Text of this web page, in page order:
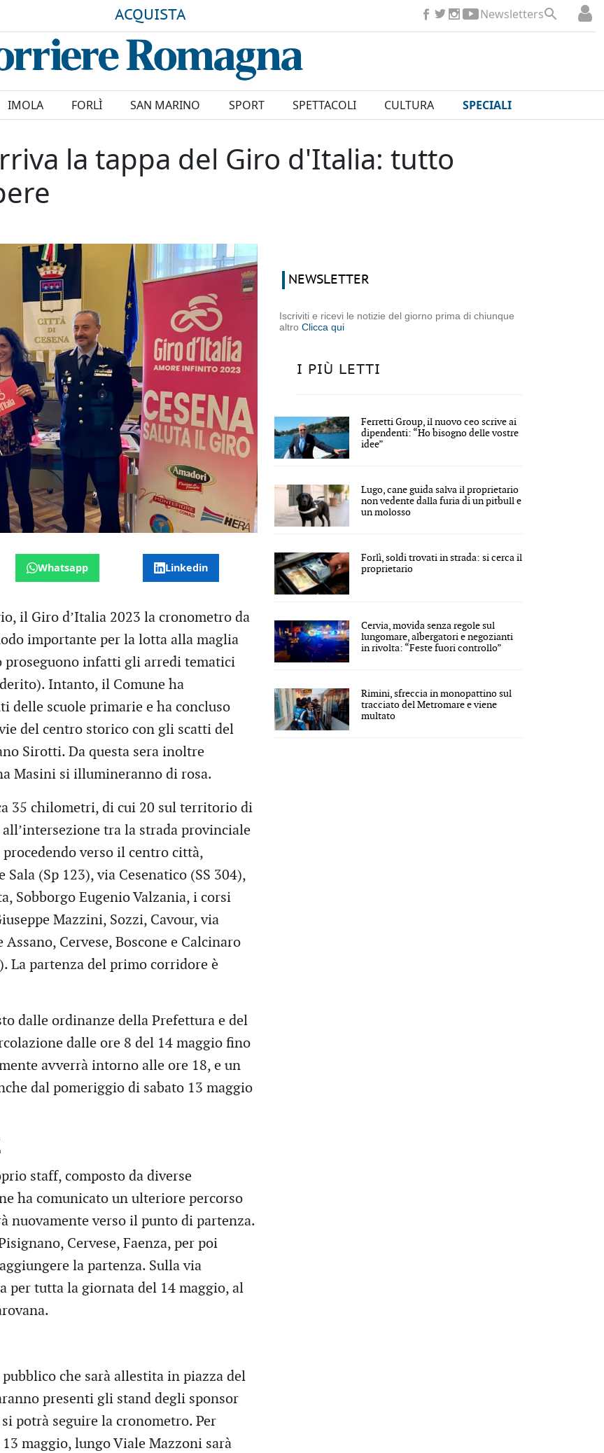
ACQUISTA Newsletters
IMOLA FORLÌ SAN MARINO SPORT SPETTACOLI CULTURA SPECIALI
la tappa del Giro d'Italia: tutto
Whatsapp Linkedin
il Giro d’Italia 2023 la cronometro da
importante per la lotta alla maglia
infatti gli arredi tematici
Intanto, il Comune ha
delle scuole primarie e ha concluso
del centro storico con gli scatti del
Sirotti. Da questa sera inoltre
Masini si illumineranno di rosa.
35 chilometri, di cui 20 sul territorio di
tra la strada provinciale
procedendo verso il centro città,
(Sp 123), via Cesenatico (SS 304),
Sobborgo Eugenio Valzania, i corsi
Mazzini, Sozzi, Cavour, via
Cervese, Boscone e Calcinaro
La partenza del primo corridore è
dalle ordinanze della Prefettura e del
dalle ore 8 del 14 maggio fino
avverrà intorno alle ore 18, e un
dal pomeriggio di sabato 13 maggio
staff, composto da diverse
ha comunicato un ulteriore percorso
nuovamente verso il punto di partenza.
Cervese, Faenza, per poi
la partenza. Sulla via
per tutta la giornata del 14 maggio, al
che sarà allestita in piazza del
presenti gli stand degli sponsor
potrà seguire la cronometro. Per
maggio, lungo Viale Mazzoni sarà
NEWSLETTER
Iscriviti e ricevi le notizie del giorno prima di chiunque
altroClicca qui
I PIÙ LETTI
Ferretti Group, il nuovo ceo scrive ai
dipendenti: “Ho bisogno delle vostre
idee”
Lugo, cane guida salva il proprietario
non vedente dalla furia di un pitbull e
un molosso
Forlì, soldi trovati in strada: si cerca il
proprietario
Cervia, movida senza regole sul
lungomare, albergatori e negozianti
in rivolta: “Feste fuori controllo”
Rimini, sfreccia in monopattino sul
tracciato del Metromare e viene
multato